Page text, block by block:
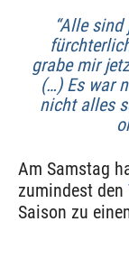
“Alle
grabe mir
(…) Es war
nicht alles
Am Samstag
zumindest den
Saison zu